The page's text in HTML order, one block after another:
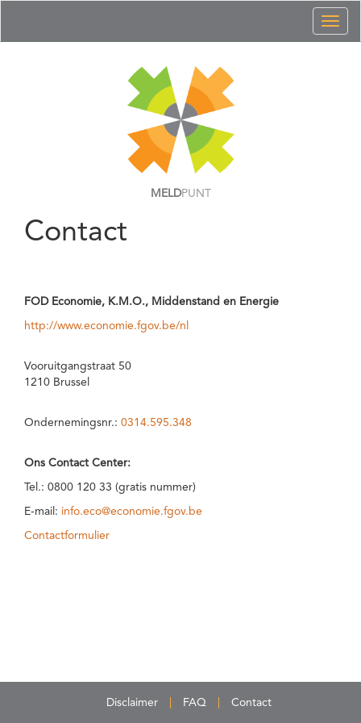
MELDPUNT
Contact
FOD Economie, K.M.O., Middenstand en Energie
http://www.economie.fgov.be/nl
Vooruitgangstraat 50
1210 Brussel
Ondernemingsnr.: 0314.595.348
Ons Contact Center:
Tel.: 0800 120 33 (gratis nummer)
E-mail: info.eco@economie.fgov.be
Contactformulier
Disclaimer FAQ Contact